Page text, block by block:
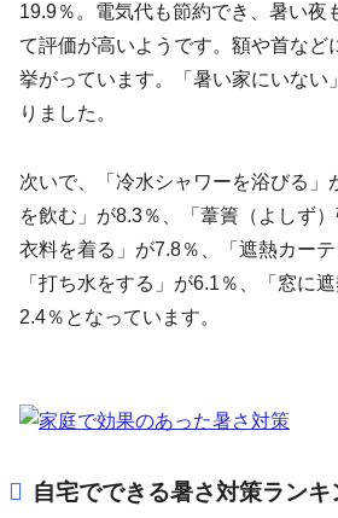
19.9％。電気代も節約でき、暑い夜
て評価が高いようです。額や首など
挙がっています。「暑い家にいない
りました。
次いで、「冷水シャワーを浴びる」
を飲む」が8.3％、「葦簀（よしず
衣料を着る」が7.8％、「遮熱カーテ
「打ち水をする」が6.1％、「窓に
2.4％となっています。
自宅でできる暑さ対策ラン